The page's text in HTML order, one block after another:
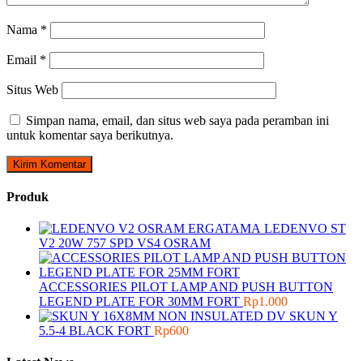
Nama *
Email *
Situs Web
Simpan nama, email, dan situs web saya pada peramban ini
untuk komentar saya berikutnya.
Produk
LEDENVO ST
V2 20W 757 SPD VS4 OSRAM
ACCESSORIES PILOT LAMP AND PUSH BUTTON
LEGEND PLATE FOR 30MM FORT Rp1.000
SKUN Y
5.5-4 BLACK FORT Rp600